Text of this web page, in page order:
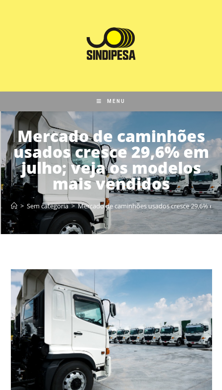
MENU
Mercado de caminhões
usados cresce 29,6% em
julho; veja os modelos
mais vendidos
> Sem categoria > Mercado de caminhões usados cresce 29,6%